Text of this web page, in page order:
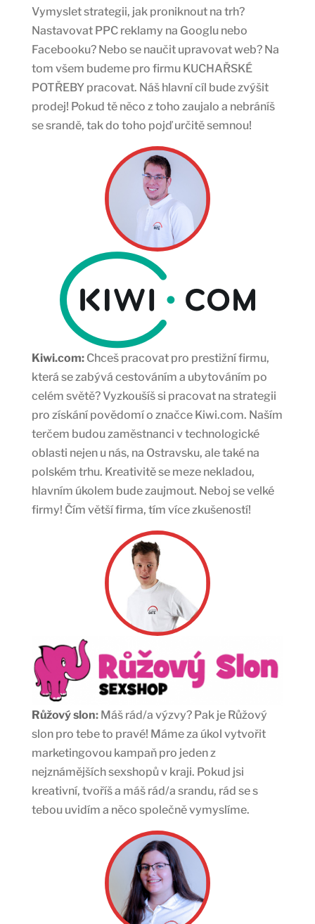
Vymyslet strategii, jak proniknout na trh?
Nastavovat PPC reklamy na Googlu nebo
Facebooku? Nebo se naučit upravovat web? Na
tom všem budeme pro firmu KUCHAŘSKÉ
POTŘEBY pracovat. Náš hlavní cíl bude zvýšit
prodej! Pokud tě něco z toho zaujalo a nebráníš
se srandě, tak do toho pojď určitě semnou!
Kiwi.com:Chceš pracovat pro prestižní firmu,
která se zabývá cestováním a ubytováním po
celém světě? Vyzkoušíš si pracovat na strategii
pro získání povědomí o značce Kiwi.com. Naším
terčem budou zaměstnanci v technologické
oblasti nejen u nás, na Ostravsku, ale také na
polském trhu. Kreativitě se meze nekladou,
hlavním úkolem bude zaujmout. Neboj se velké
firmy! Čím větší firma, tím více zkušeností!
Růžový slon:Máš rád/a výzvy? Pak je Růžový
slon pro tebe to pravé! Máme za úkol vytvořit
marketingovou kampaň pro jeden z
nejznámějších sexshopů v kraji. Pokud jsi
kreativní, tvoříš a máš rád/a srandu, rád se s
tebou uvidím a něco společně vymyslíme.